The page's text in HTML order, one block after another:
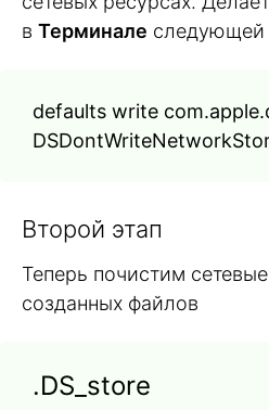
в Терминале следующей
defaults write
Второй этап
Теперь почистим
созданных файлов
.DS_store